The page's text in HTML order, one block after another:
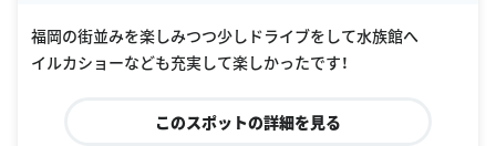
福岡の街並みを楽しみつつ少しドライブをして水族館へ
イルカショーなども充実して楽しかったです！
このスポットの詳細を見る